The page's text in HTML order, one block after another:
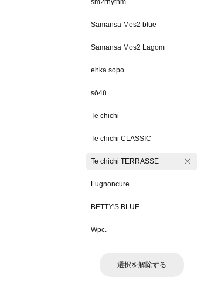
sm2rhythm
Samansa Mos2 blue
Samansa Mos2 Lagom
ehka sopo
sō4ū
Te chichi
Te chichi CLASSIC
Te chichi TERRASSE
Lugnoncure
BETTY'S BLUE
Wpc.
選択を解除する